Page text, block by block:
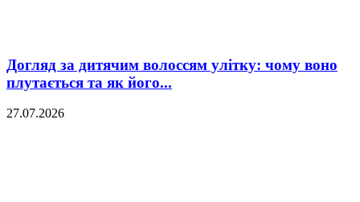
Догляд за дитячим волоссям улітку: чому воно
плутається та як його...
27.07.2026